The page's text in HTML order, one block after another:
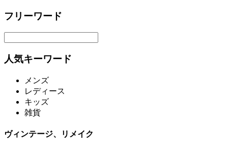
フリーワード
人気キーワード
メンズ
レディース
キッズ
雑貨
ヴィンテージ、リメイク